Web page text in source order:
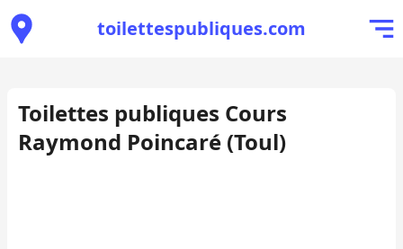
toilettespubliques.com
Toilettes publiques Cours
Raymond Poincaré (Toul)